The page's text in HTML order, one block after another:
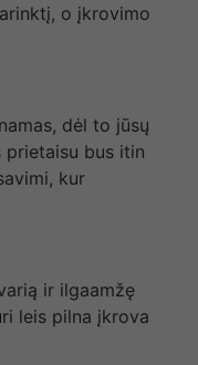
o įkrovimo
dėl to jūsų
prietaisu bus itin
kur
ir ilgaamžę
leis pilna įkrova